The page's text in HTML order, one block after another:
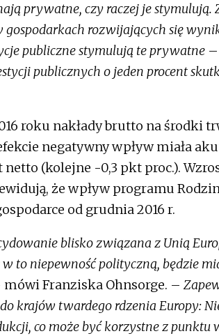
prywatne, czy raczej je stymulują.
gospodarkach rozwijających się
publiczne stymulują te prywatne
publicznych o jeden procent
roku nakłady brutto na środki
negatywny wpływ miała
(kolejne -0,3 pkt proc.).
że wpływ programu
od grudnia 2016 r.
blisko związana z Unią
to niepewność polityczną, będzie
mówi Franziska Ohnsorge. –
krajów twardego rdzenia Europy:
co może być korzystne z punktu